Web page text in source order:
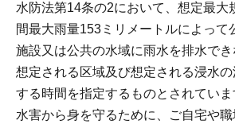
水防法第14条の2において、想定最大
間最大雨量153ミリメートルによって
施設又は公共の水域に雨水を排水で
想定される区域及び想定される浸水
する時間を指定するものとされていま
水害から身を守るために、ご自宅や